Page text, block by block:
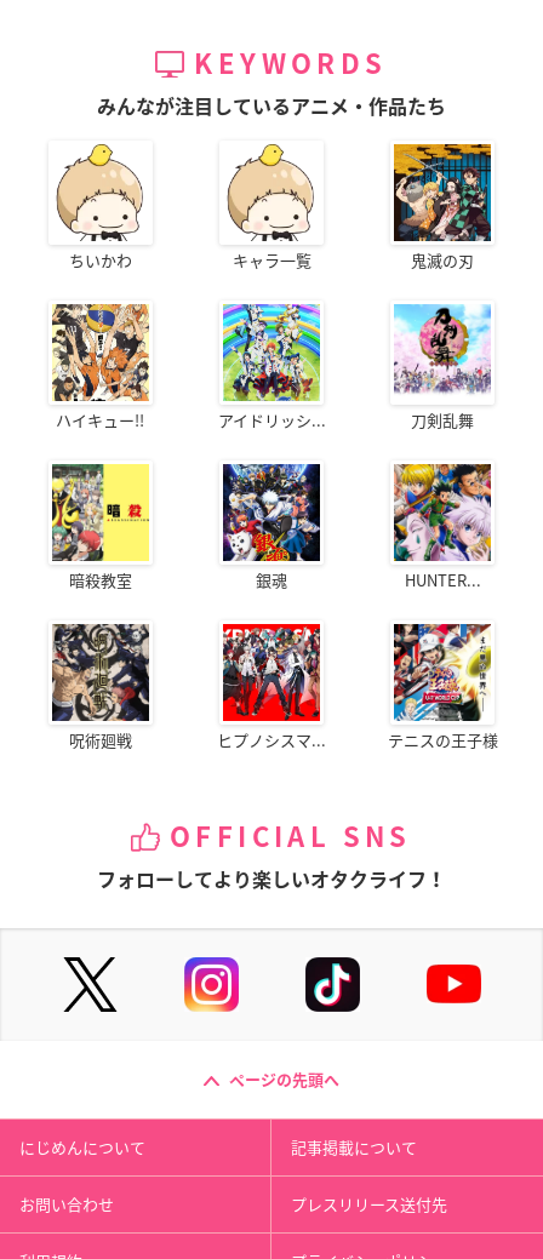
KEYWORDS
みんなが注目しているアニメ・作品たち
ちいかわ キャラ一覧 鬼滅の刃
ハイキュー!! アイドリッシ... 刀剣乱舞
暗殺教室 銀魂 HUNTER...
呪術廻戦 ヒプノシスマ... テニスの王子様
OFFICIAL SNS
フォローしてより楽しいオタクライフ！
ページの先頭へ
にじめんについて 記事掲載について
お問い合わせ プレスリリース送付先